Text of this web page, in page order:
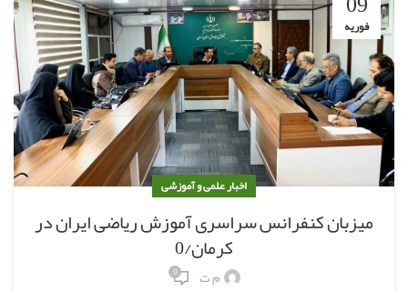
فوریه
اخبار علمی و آموزشی
میزبان کنفرانس سراسری آموزش ریاضی ایران در
کرمان/0
م ت 0